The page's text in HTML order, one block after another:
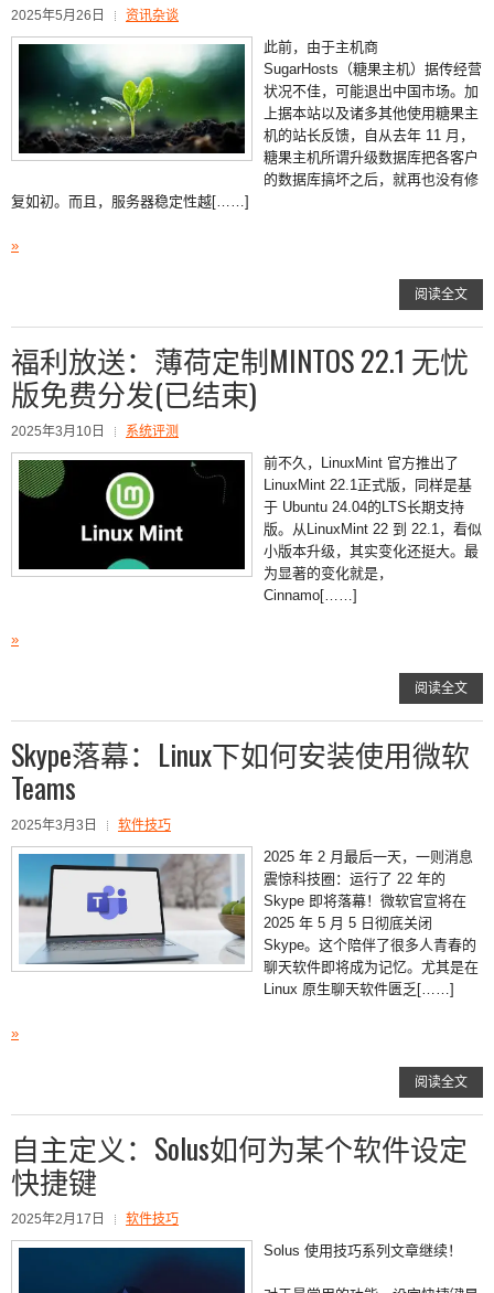
2025年5月26日 资讯杂谈
此前，由于主机商
SugarHosts（糖果主机）据传经营
状况不佳，可能退出中国市场。加
上据本站以及诸多其他使用糖果主
机的站长反馈，自从去年 11 月，
糖果主机所谓升级数据库把各客户
的数据库搞坏之后，就再也没有修
复如初。而且，服务器稳定性越[……]
»
阅读全文
福利放送：薄荷定制MINTOS 22.1 无忧
版免费分发(已结束)
2025年3月10日 系统评测
前不久，LinuxMint 官方推出了
LinuxMint 22.1正式版，同样是基
于 Ubuntu 24.04的LTS长期支持
版。从LinuxMint 22 到 22.1，看似
小版本升级，其实变化还挺大。最
为显著的变化就是，
Cinnamo[……]
»
阅读全文
Skype落幕：Linux下如何安装使用微软
Teams
2025年3月3日 软件技巧
2025 年 2 月最后一天，一则消息
震惊科技圈：运行了 22 年的
Skype 即将落幕！微软官宣将在
2025 年 5 月 5 日彻底关闭
Skype。这个陪伴了很多人青春的
聊天软件即将成为记忆。尤其是在
Linux 原生聊天软件匮乏[……]
»
阅读全文
自主定义：Solus如何为某个软件设定
快捷键
2025年2月17日 软件技巧
Solus 使用技巧系列文章继续！